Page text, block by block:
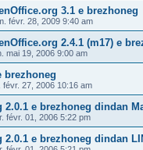
3.1 e brezhoneg
févr. 28, 2009 9:40 am
2.4.1 (m17) e
mai 19, 2006 9:00 am
brezhoneg
févr. 27, 2006 10:16 am
2.0.1 e brezhoneg dindan
févr. 01, 2006 5:22 pm
2.0.1 e brezhoneg dindan